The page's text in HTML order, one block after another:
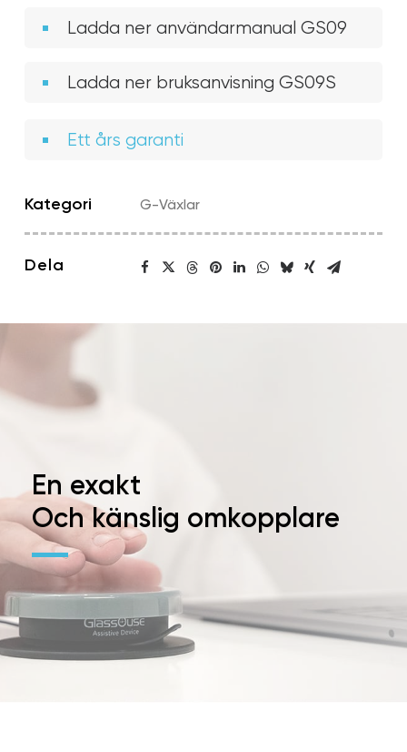
Ladda ner användarmanual GS09
Ladda ner bruksanvisning GS09S
Ett års garanti
Kategori G-Växlar
Dela
En exakt
Och känslig omkopplare